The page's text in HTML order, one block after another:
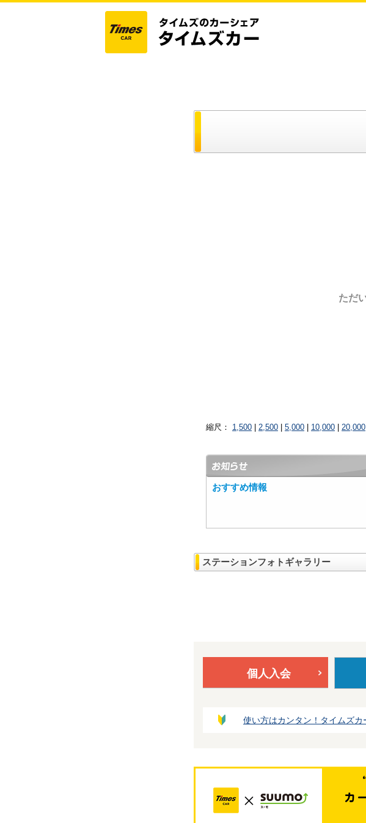
ただ
縮尺： 1,500 2,500 5,000 10,000 20,000
おすすめ情報
ステーションフォトギャラリー
個人入会
使い方はカンタン！タイムズカ